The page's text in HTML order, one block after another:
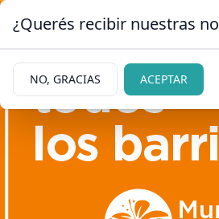
Los precios
¿Querés recibir nuestras
NO, GRACIAS ACEPTAR